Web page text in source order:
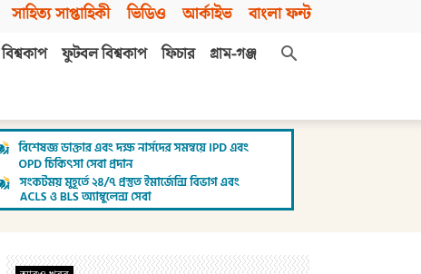
সাহিত্য সাপ্তাহিকী ভিডিও আর্কাইভ বাংলা ফন্ট
ফুটবল বিশ্বকাপ ফিচার
গ্রাম-গঞ্জ